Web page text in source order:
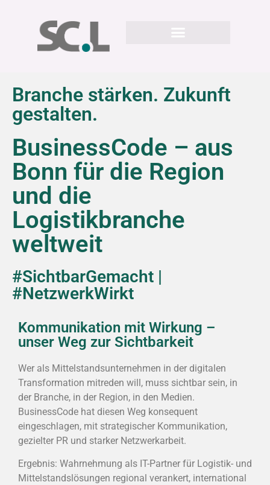
Branche stärken. Zukunft
gestalten.
BusinessCode – aus
Bonn für die Region
und die
Logistikbranche
weltweit
#SichtbarGemacht |
#NetzwerkWirkt
Kommunikation mit Wirkung –
unser Weg zur Sichtbarkeit
Wer als Mittelstandsunternehmen in der digitalen
Transformation mitreden will, muss sichtbar sein, in
der Branche, in der Region, in den Medien.
BusinessCode hat diesen Weg konsequent
eingeschlagen, mit strategischer Kommunikation,
gezielter PR und starker Netzwerkarbeit.
Ergebnis: Wahrnehmung als IT-Partner für Logistik- und
Mittelstandslösungen regional verankert, international